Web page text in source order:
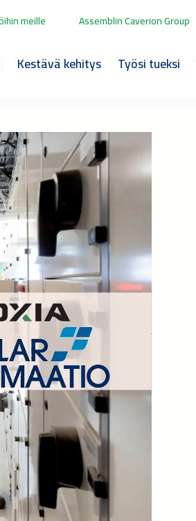
meille Assemblin Caverion Group
Kestävä kehitys Työsi tueksi